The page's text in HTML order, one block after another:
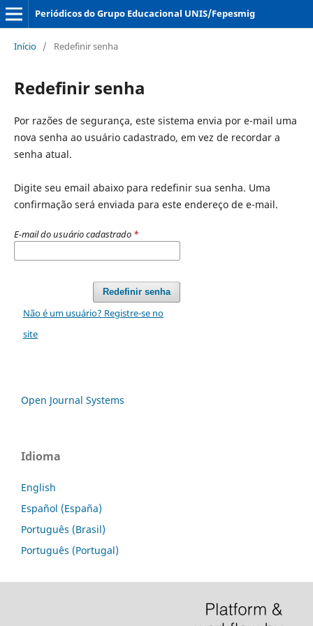
Periódicos do Grupo Educacional UNIS/Fepesmig
Início / Redefinir senha
Redefinir senha
Por razões de segurança, este sistema envia por e-mail uma
nova senha ao usuário cadastrado, em vez de recordar a
senha atual.
Digite seu email abaixo para redefinir sua senha. Uma
confirmação será enviada para este endereço de e-mail.
E-mail do usuário cadastrado *
Redefinir senha
Não é um usuário? Registre-se no
site
Open Journal Systems
Idioma
English
Español (España)
Português (Brasil)
Português (Portugal)